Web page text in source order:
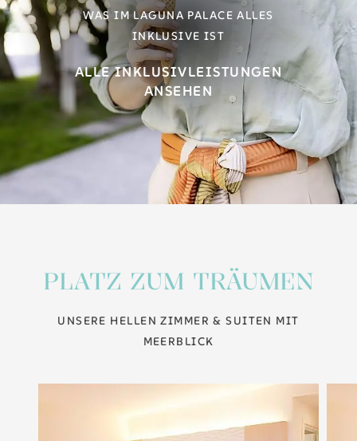
WAS IM LAGUNA PALACE ALLES
INKLUSIVE IST
ALLE INKLUSIVLEISTUNGEN
ANSEHEN
PLATZ ZUM TRÄUMEN
UNSERE HELLEN ZIMMER & SUITEN MIT
MEERBLICK